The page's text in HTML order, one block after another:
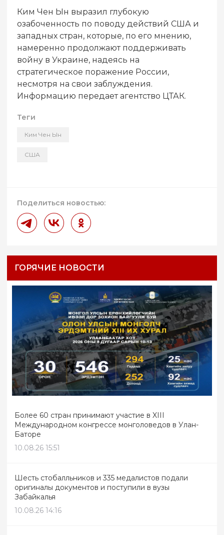
Ким Чен Ын выразил глубокую
озабоченность по поводу действий США и
западных стран, которые, по его мнению,
намеренно продолжают поддерживать
войну в Украине, надеясь на
стратегическое поражение России,
несмотря на свои заблуждения.
Информацию передает агентство ЦТАК.
Теги
Ким Чен Ын
США
Поделиться новостью:
ГОРЯЧИЕ НОВОСТИ
Более 60 стран принимают участие в XIII
Международном конгрессе монголоведов в Улан-
Баторе
10.08.26 15:51
Шесть стобалльников и 335 медалистов подали
оригиналы документов и поступили в вузы
Забайкалья
10.08.26 14:16